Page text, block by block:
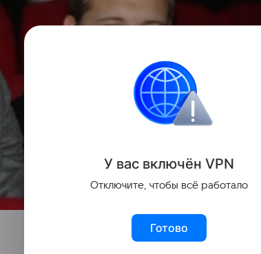
У вас включён VPN
Отключите, чтобы всё работало
Готово